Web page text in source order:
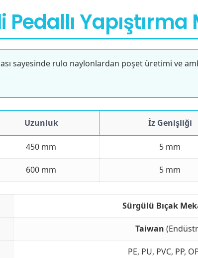
Pedallı
sayesinde rulo naylonlardan poşet üretimi ve
Uzunluk İz Genişliği
450 mm 5 mm
600 mm 5 mm
Sürgülü Bıçak
Taiwan
PE, PU, PVC, PP,